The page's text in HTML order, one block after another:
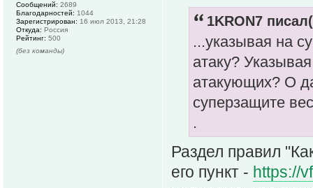
1KRON7
...указывая на
атаку?
атакующих? О
суперзащите
.
Раздел правил
его пункт - https://
Сообщений: 2689
Благодарностей: 1044
Зарегистрирован: 16 июл 2013, 21:28
Откуда: Россия
Рейтинг: 500
(без команды)